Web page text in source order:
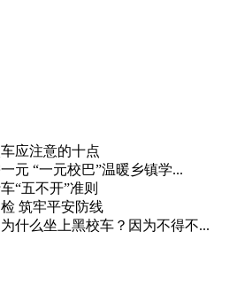
应注意的十点
元 “一元校巴”温暖乡镇学...
“五不开”准则
筑牢平安防线
什么坐上黑校车？因为不得不...